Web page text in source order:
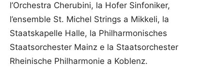
l’Orchestra Cherubini, la Hofer Sinfoniker,
l’ensemble St. Michel Strings a Mikkeli, la
Staatskapelle Halle, la Philharmonisches
Staatsorchester Mainz e la Staatsorchester
Rheinische Philharmonie a Koblenz.